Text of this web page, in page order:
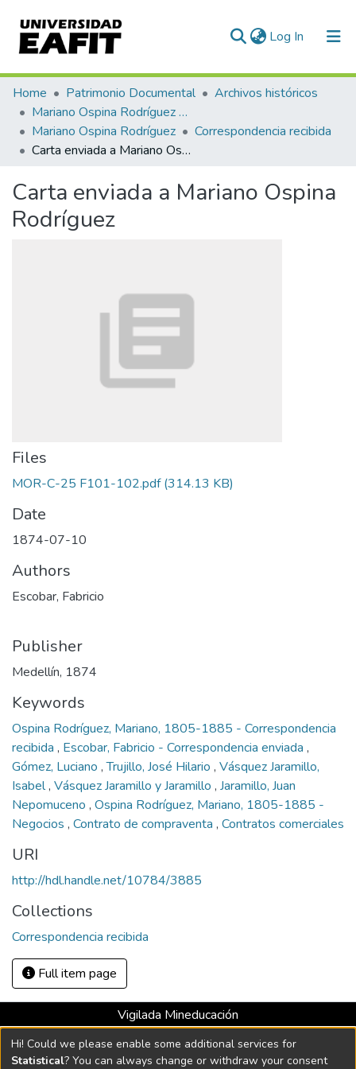
Log In (current)
Communities & Collections
All of DSpace
Statistics
Home Patrimonio Documental
Archivos históricos
Mariano Ospina Rodríguez (1826 -1912)
Mariano Ospina Rodríguez
Correspondencia recibida
Carta enviada a Mariano Ospina Rodríguez
Carta enviada a Mariano Ospina
Rodríguez
Files
MOR-C-25 F101-102.pdf(314.13 KB)
Date
1874-07-10
Authors
Escobar, Fabricio
Publisher
Medellín, 1874
Keywords
Ospina Rodríguez, Mariano, 1805-1885 - Correspondencia
recibida , Escobar, Fabricio - Correspondencia enviada ,
Gómez, Luciano ,Trujillo, José Hilario , Vásquez Jaramillo,
Isabel, Vásquez Jaramillo y Jaramillo , Jaramillo, Juan
Nepomuceno , Ospina Rodríguez, Mariano, 1805-1885 -
Negocios , Contrato de compraventa , Contratos comerciales
URI
http://hdl.handle.net/10784/3885
Collections
Correspondencia recibida
Full item page
Vigilada Mineducación
Universidad con Acreditación Institucional hasta 2026 -
Resolución MEN 2158 de 2018
Hi! Could we please enable some additional services for
Statistical? You can always change or withdraw your consent